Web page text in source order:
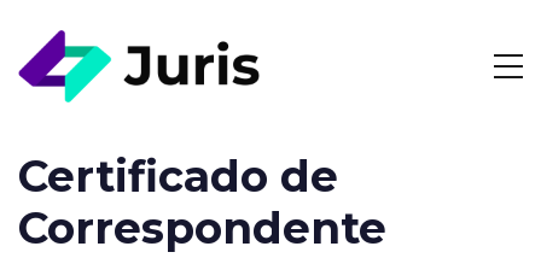
Certificado de
Correspondente